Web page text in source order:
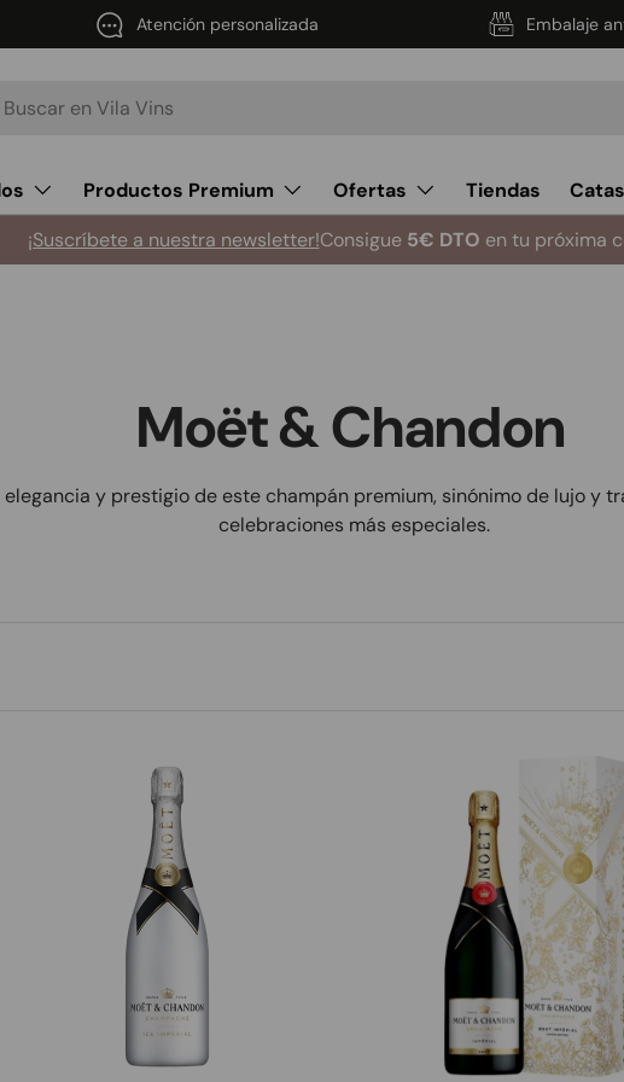
Atención personalizada Embalaje
Productos Premium Ofertas Tiendas Catas
¡Suscríbete a nuestra newsletter!Consigue5€ DTO en tu próxima
Moët & Chandon
elegancia y prestigio de este champán premium, sinónimo de lujo y
celebraciones más especiales.